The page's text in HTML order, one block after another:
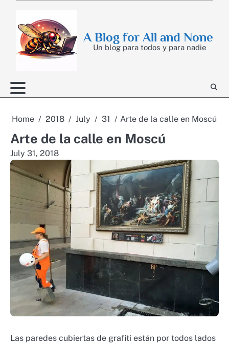
content
A Blog for All and None
Un blog para todos y para nadie
Home 2018 July 31 Arte de la calle en Moscú
Arte de la calle en Moscú
July 31, 2018
Las paredes cubiertas de grafiti están por todos lados